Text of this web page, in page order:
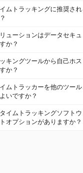
に従って、サーバー、デ
リケーション設定を構成
外部データ侵害のリス
、多様なタイムエントリ
およびクライアント管
ソフトウェアを探すべ
果的な時間管理とプロジ
保します。
ムトラッキングに推奨さ
イムトラッキングには
して2つのCPUコア、
CPUコア、8GB以上
SSDストレージを考慮
ーとデータを処理できる
ューションはデータセキ
か？
リューションは、データ
号化、役割ベースのア
扱います。定期的な更
ティを強化します。
キングツールから自己ホ
か？
己ホスト型タイムトラッ
ステムからのデータ移
をエクスポートし、新
ートすることを含みます
ムトラッカーを他のツー
いですか？
ト型タイムトラッキング
理プラットフォーム、給
イムトラッキングソフト
オプションがありますか？